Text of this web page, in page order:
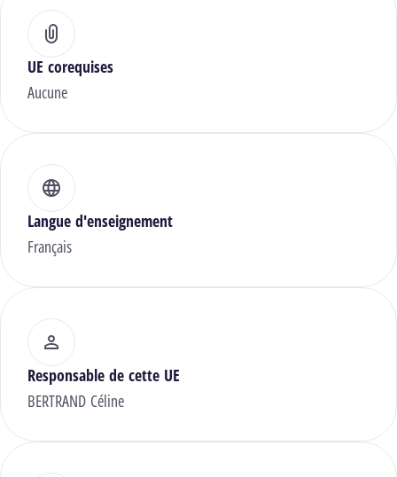
UE corequises
Aucune
Langue d'enseignement
Français
Responsable de cette UE
BERTRAND Céline